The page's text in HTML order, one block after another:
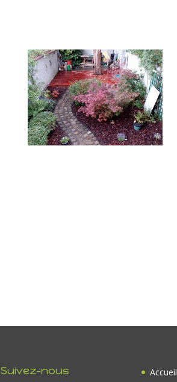
Suivez-nous Accueil